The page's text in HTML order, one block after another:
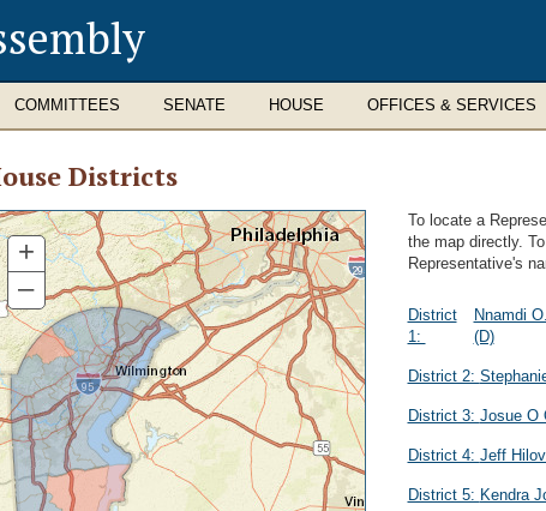
COMMITTEES SENATE HOUSE OFFICES & SERVICES
Districts
+
–
To locate a
the map directly.
Representative's
District
1:
Nnamdi
(D)
District 2:
District 3: Josue O
District 4: Jeff
District 5: Kendra